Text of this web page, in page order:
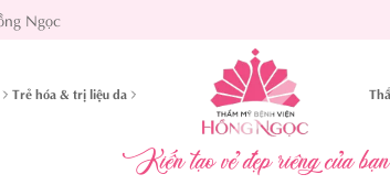
Ngọc
Trẻ hóa & trị liệu da
Kiến tạo vẻ đẹp riêng của bạn